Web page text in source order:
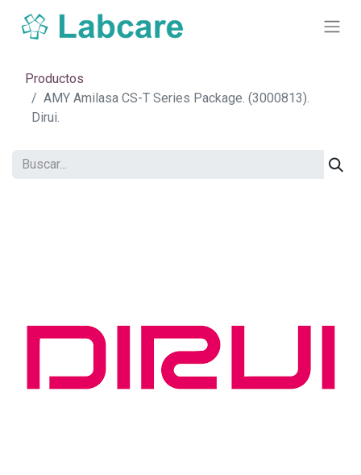
Productos
AMY Amilasa CS-T Series Package. (3000813).
Dirui.